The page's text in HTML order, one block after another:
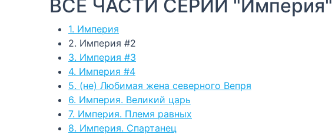
ВСЕ ЧАСТИ СЕРИИ "Империя"
1. Империя
2. Империя #2
3. Империя #3
4. Империя #4
5. (не) Любимая жена северного Вепря
6. Империя. Великий царь
7. Империя. Племя равных
8. Империя. Спартанец